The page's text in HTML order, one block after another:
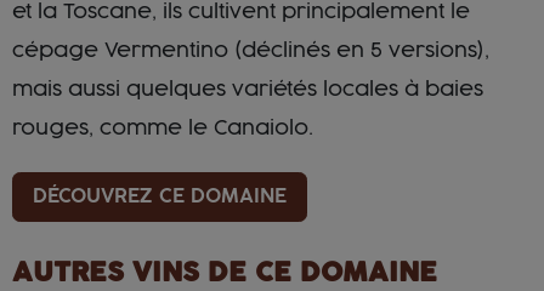
et la Toscane, ils cultivent principalement le
cépage Vermentino (déclinés en 5 versions),
mais aussi quelques variétés locales à baies
rouges, comme le Canaiolo.
DÉCOUVREZ CE DOMAINE
AUTRES VINS DE CE DOMAINE